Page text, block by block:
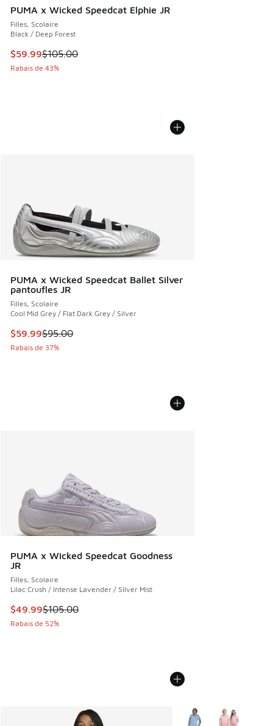
PUMA x Wicked Speedcat Elphie JR
Filles, Scolaire
Black / Deep Forest
Cet article est en solde. Le prix est passé de $105.00 à
$59.99$105.00
Rabais de 43%
PUMA x Wicked Speedcat Ballet Silver
pantoufles JR
Filles, Scolaire
Cool Mid Grey / Flat Dark Grey / Silver
Cet article est en solde. Le prix est passé de $95.00 à
$59.99$95.00
Rabais de 37%
PUMA x Wicked Speedcat Goodness
JR
Filles, Scolaire
Lilac Crush / Intense Lavender / Silver Mist
Cet article est en solde. Le prix est passé de $105.00 à
$49.99$105.00
Rabais de 52%
Plus de couleurs